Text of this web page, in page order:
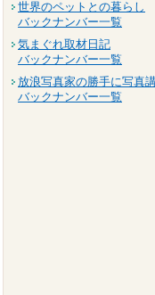
世界のペットとの暮らし
バックナンバー一覧
気まぐれ取材日記
バックナンバー一覧
放浪写真家の勝手に写真
バックナンバー一覧